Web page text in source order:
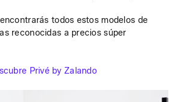
todos estos modelos de
reconocidas a precios súper
Privé by Zalando